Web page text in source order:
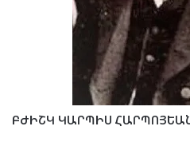
ԲԺԻՇԿ ԿԱՐՊԻՍ